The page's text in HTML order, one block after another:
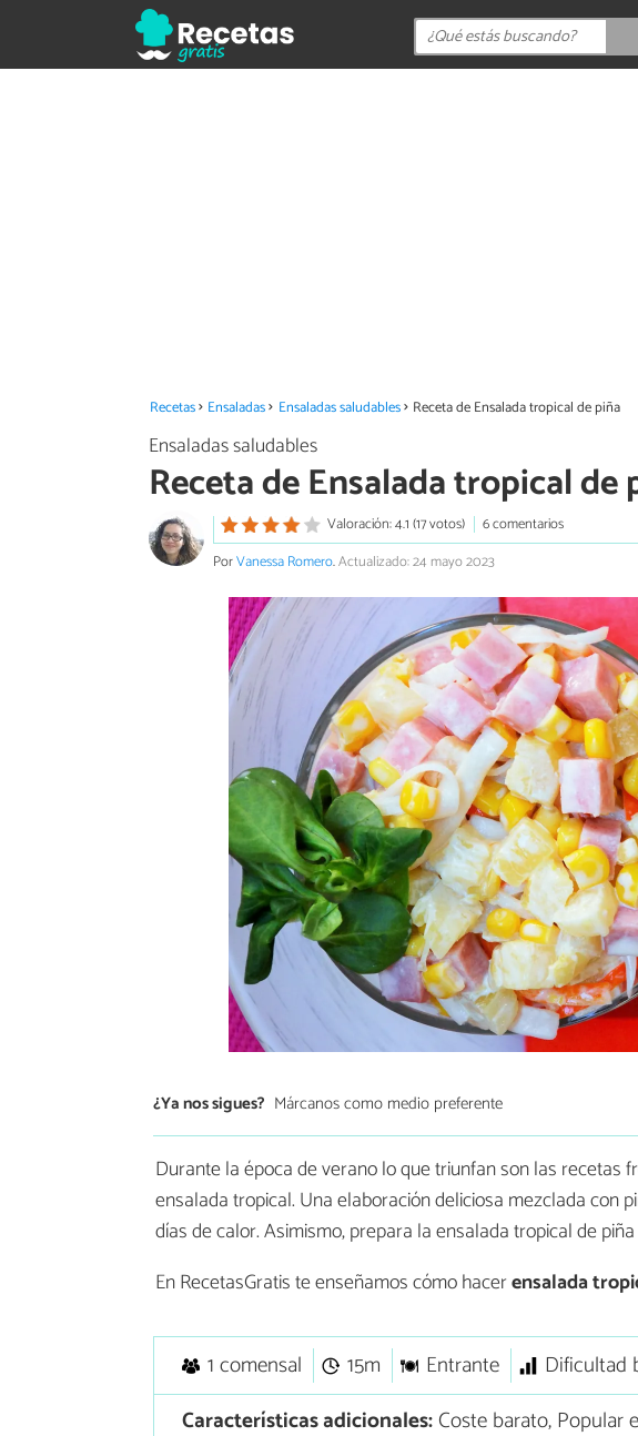
Recetas Ensaladas Ensaladas saludables Receta de Ensalada tropical de piña
Ensaladas saludables
Receta de Ensalada tropical de
Valoración: 4.1 (17 votos)
6 comentarios
PorVanessa Romero.Actualizado: 24 mayo 2023
¿Ya nos sigues? Márcanos como medio preferente
Durante la época de verano lo que triunfan son las recetas
ensalada tropical. Una elaboración deliciosa mezclada con
días de calor. Asimismo, prepara la ensalada tropical de
En RecetasGratis te enseñamos cómo hacerensalada
1 comensal 15m Entrante
Dificultad
Características adicionales:Coste barato, Popular